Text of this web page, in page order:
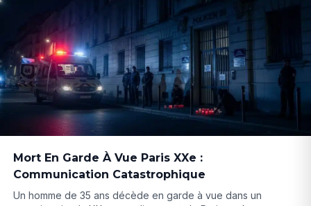
Mort En Garde À Vue Paris XXe :
Communication Catastrophique
Un homme de 35 ans décède en garde à vue dans un